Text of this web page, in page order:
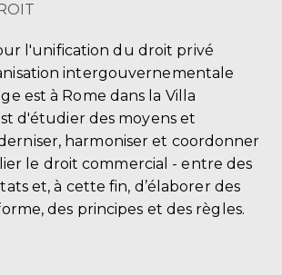
l'unification du droit privé
intergouvernementale
est à Rome dans la Villa
d'étudier des moyens et
harmoniser et coordonner
le droit commercial - entre des
et, à cette fin, d’élaborer des
des principes et des règles.